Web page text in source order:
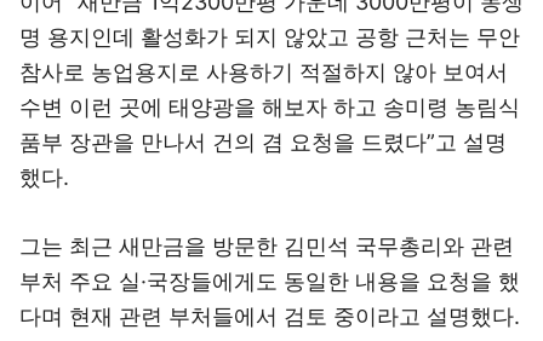
명 용지인데 활성화가 되지 않았고 공항 근처는 무안
참사로 농업용지로 사용하기 적절하지 않아 보여서
수변 이런 곳에 태양광을 해보자 하고 송미령 농림식
품부 장관을 만나서 건의 겸 요청을 드렸다”고 설명
했다.
그는 최근 새만금을 방문한 김민석 국무총리와 관련
부처 주요 실·국장들에게도 동일한 내용을 요청을 했
다며 현재 관련 부처들에서 검토 중이라고 설명했다.